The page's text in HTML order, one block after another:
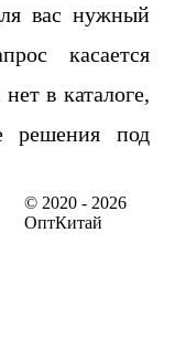
вас нужный
касается
в каталоге,
решения под
© 2020 - 2026
ОптКитай